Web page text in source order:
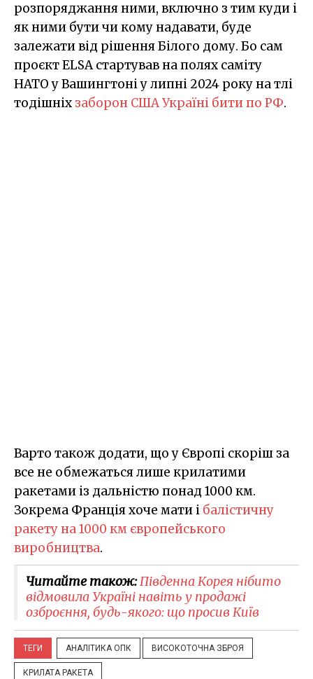
розпоряджання ними, включно з тим куди і
як ними бути чи кому надавати, буде
залежати від рішення Білого дому. Бо сам
проєкт ELSA стартував на полях саміту
НАТО у Вашингтоні у липні 2024 року на тлі
тодішніх заборон США Україні бити по РФ.
Варто також додати, що у Європі скоріш за
все не обмежаться лише крилатими
ракетами із дальністю понад 1000 км.
Зокрема Франція хоче мати і балістичну
ракету на 1000 км європейського
виробництва.
Читайте також:Південна Корея нібито
відмовила Україні навіть у продажі
озброєння, будь-якого: що просив Київ
ТЕГИ АНАЛІТИКА ОПК ВИСОКОТОЧНА ЗБРОЯ
КРИЛАТА РАКЕТА